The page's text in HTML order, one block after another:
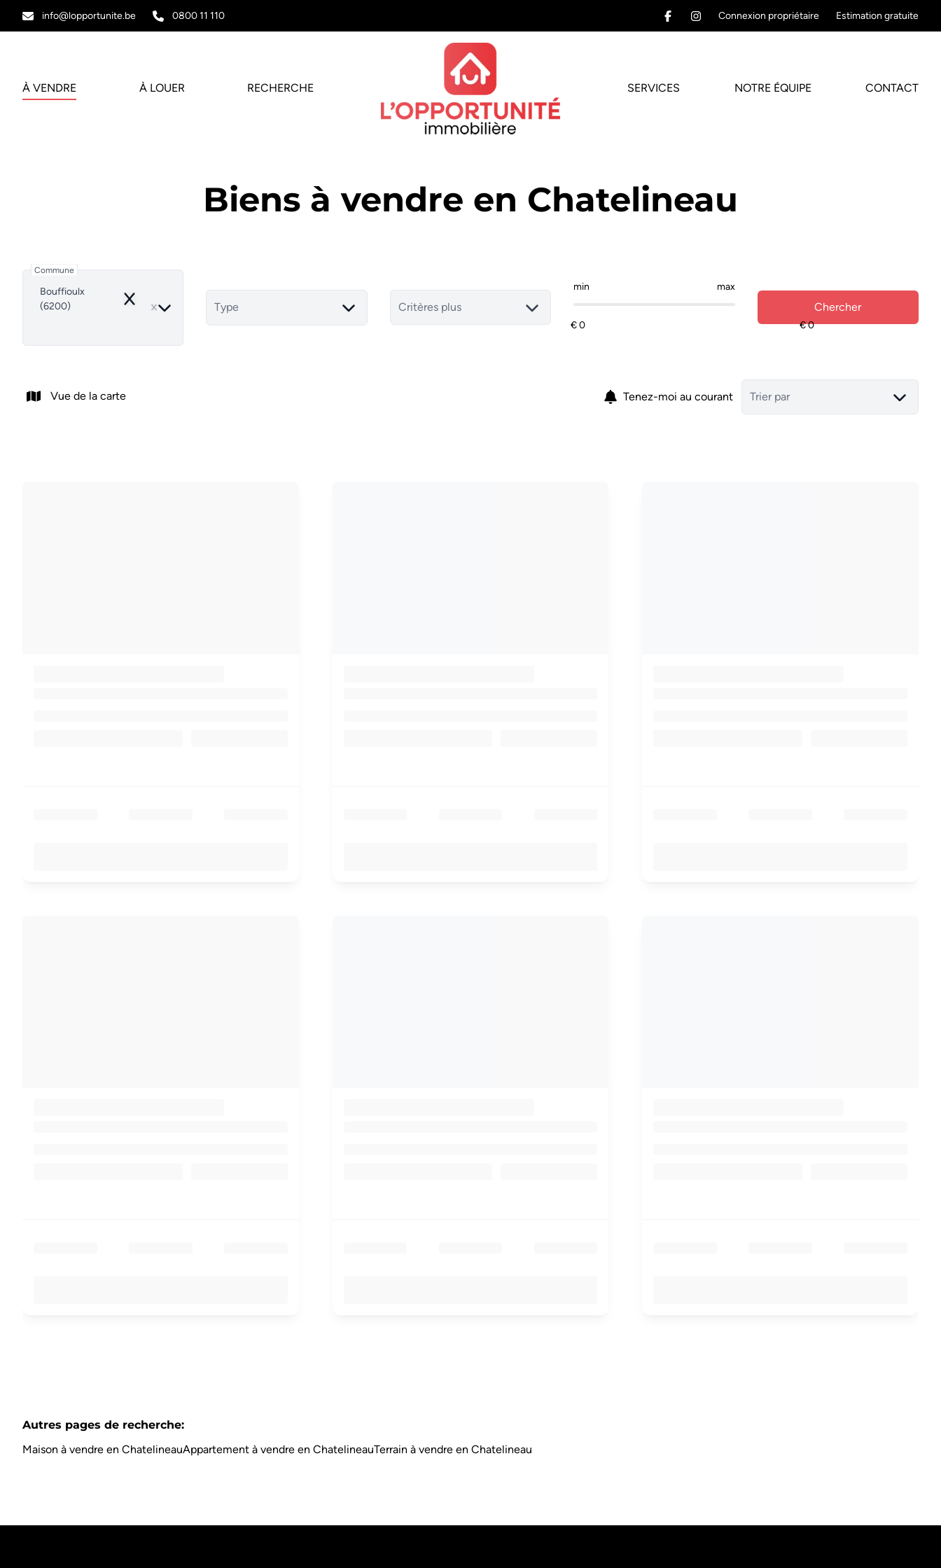
info@lopportunite.be 0800 11 110 Connexion propriétaire Estimation gratuite
À VENDRE À LOUER RECHERCHE SERVICES NOTRE ÉQUIPE CONTACT
Biens à vendre en Chatelineau
Commune
Bouffioulx
(6200)
Remove Type Critères plus
min max
Chercher
Vue de la carte Tenez-moi au courant Trier par
Autres pages de recherche:
Maison à vendre en ChatelineauAppartement à vendre en ChatelineauTerrain à vendre en Chatelineau